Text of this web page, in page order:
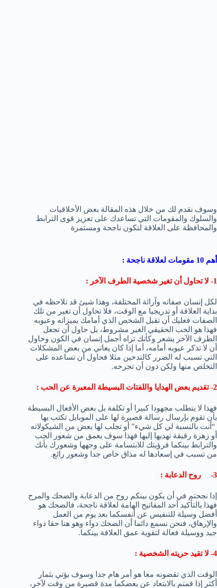
وسوف نقدم لك من خلال هذه المقالة بعض الأخلاقيات
والسلوك والمقومات التي تساعدك على تعزيز قوى الترابط
والمحافظة على العلاقة لتكون ناجحة ومستمرة
أهم 10 مقومات لعلاقة ناجحة :
1- لا تحاول أن تغير شخصية الطرف الآخر :
لكل إنسان صفاته وآرائة المختلفة، وهذا شيئ قد تلاحظه في
بداية العلاقة أو تدريجيا مع الوقت، فلا تحاول أن تغير من تلك
الصفات فعليك أن تقبل الشخص الذي أمامك بميزاته وعيوبه
فهذا هو الحب الحقيقي الغير مشروط، بل حاول أن تجعل
الطرف الآخر يشعر وكأنك تراه أجمل إنسان في الكون وحاول
أن لا تذكر عيوبه أمامه، أما إذا كان يعاني من بعض المشكلات
التي تسبب له الضرر كالتدخين مثلا فحاول أن تساعده على
التخلص منها ولكن دون أن تجرحه.
2- تقديم بعض الهدايا واللفتات البسيطة المعبرة عن الحب :
فهذا لا يتطلب مجهودا كبيرا أو تكلفة بل بعض الأفعال البسيطة
بأن تقوم بإرسال رسالة قصيرة لها على الموبايل تكتب بها
“أنت بالنسبة لي كل شيء” أو تجلب لها بعض من الشيكولاته
أو زهرة رقيقة تهديها إليها فهذا سوف يعمق من شعور الحب
والترابط بينكما فرؤيتك للابتسامة على وجهها وشعورك بأنك
من تسبب في إسعادها له مذاق خاص جدا وشعور رائع.
3- روح الدعابة :
إذا نجحتم في أن يكون بينكم روح من الدعابة والضحك والمرح
فهذا بالتأكيد أحد المفاتيح الهامة لعلاقة ناجحة، فالضحك هو
أفضل وسيلة للتنفيس عن أنفسكما بعد يوم من العمل
والإرهاق، فنحن نسمع دائما أن الضحك دواء وهو هنا حقا دواء
جيد ووسيلة فعالة لتقوية عمق العلاقة بينكما.
4- لا تقيد حريته الشخصية :
الوقت الذي تقضونه معا هو أمر هام جدا وسوف يؤتي بثمار
أكثر إذا قمتم بالابتعاد عن بعضكما مدة قصيرة من وقت لآخر،